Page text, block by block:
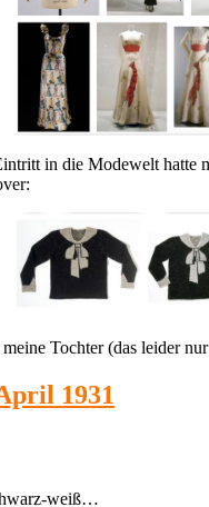
in die Modewelt hatte
Tochter (das leider
1931
weiß…